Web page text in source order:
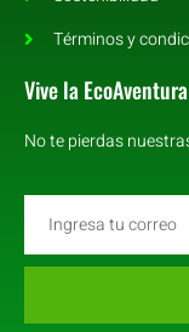
Términos y
Vive la EcoAventura
No te pierdas